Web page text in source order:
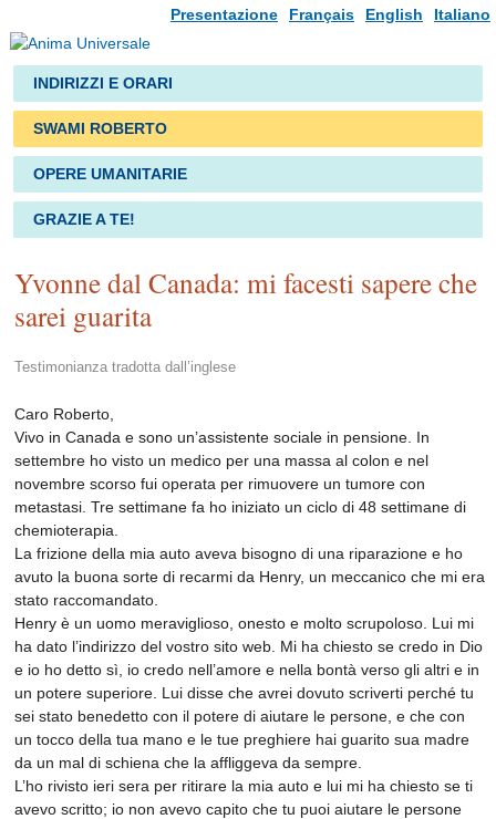
Italiano
English
Français
Presentazione
INDIRIZZI E ORARI
SWAMI ROBERTO
OPERE UMANITARIE
GRAZIE A TE!
Yvonne dal Canada: mi facesti sapere che
sarei guarita
Testimonianza tradotta dall’inglese
Caro Roberto,
Vivo in Canada e sono un’assistente sociale in pensione. In
settembre ho visto un medico per una massa al colon e nel
novembre scorso fui operata per rimuovere un tumore con
metastasi. Tre settimane fa ho iniziato un ciclo di 48 settimane di
chemioterapia.
La frizione della mia auto aveva bisogno di una riparazione e ho
avuto la buona sorte di recarmi da Henry, un meccanico che mi era
stato raccomandato.
Henry è un uomo meraviglioso, onesto e molto scrupoloso. Lui mi
ha dato l’indirizzo del vostro sito web. Mi ha chiesto se credo in Dio
e io ho detto sì, io credo nell’amore e nella bontà verso gli altri e in
un potere superiore. Lui disse che avrei dovuto scriverti perché tu
sei stato benedetto con il potere di aiutare le persone, e che con
un tocco della tua mano e le tue preghiere hai guarito sua madre
da un mal di schiena che la affliggeva da sempre.
L’ho rivisto ieri sera per ritirare la mia auto e lui mi ha chiesto se ti
avevo scritto; io non avevo capito che tu puoi aiutare le persone